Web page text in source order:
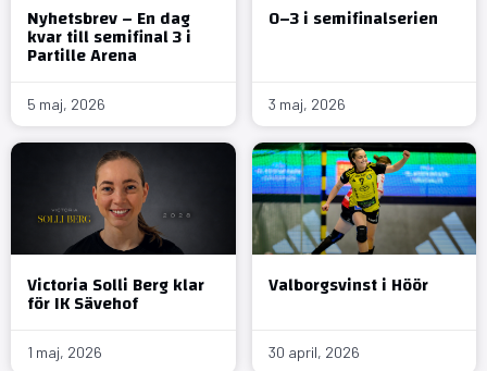
Nyhetsbrev – En dag
kvar till semifinal 3 i
Partille Arena
5 maj, 2026
0–3 i semifinalserien
3 maj, 2026
Victoria Solli Berg klar
för IK Sävehof
1 maj, 2026
Valborgsvinst i Höör
30 april, 2026